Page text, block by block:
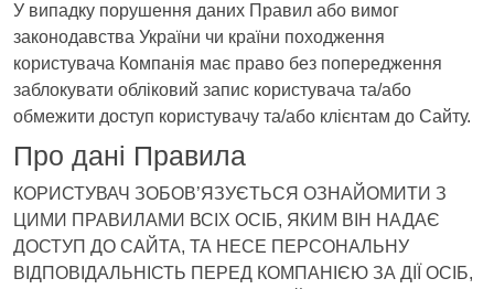
У випадку порушення даних Правил або вимог
законодавства України чи країни походження
користувача Компанія має право без попередження
заблокувати обліковий запис користувача та/або
обмежити доступ користувачу та/або клієнтам до Сайту.
Про дані Правила
КОРИСТУВАЧ ЗОБОВ’ЯЗУЄТЬСЯ ОЗНАЙОМИТИ З
ЦИМИ ПРАВИЛАМИ ВСІХ ОСІБ, ЯКИМ ВІН НАДАЄ
ДОСТУП ДО САЙТА, ТА НЕСЕ ПЕРСОНАЛЬНУ
ВІДПОВІДАЛЬНІСТЬ ПЕРЕД КОМПАНІЄЮ ЗА ДІЇ ОСІБ,